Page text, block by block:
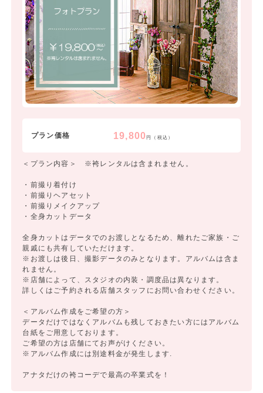
プラン価格 19,800円（税込）
＜プラン内容＞ ※袴レンタルは含まれません。
・前撮り着付け
・前撮りヘアセット
・前撮りメイクアップ
・全身カットデータ
全身カットはデータでのお渡しとなるため、離れたご家族・ご
親戚にも共有していただけます。
※お渡しは後日、撮影データのみとなります。アルバムは含ま
れません。
※店舗によって、スタジオの内装・調度品は異なります。
詳しくはご予約される店舗スタッフにお問い合わせください。
＜アルバム作成をご希望の方＞
データだけではなくアルバムも残しておきたい方にはアルバム
台紙をご用意しております。
ご希望の方は店舗にてお声がけください。
※アルバム作成には別途料金が発生します.
アナタだけの袴コーデで最高の卒業式を！